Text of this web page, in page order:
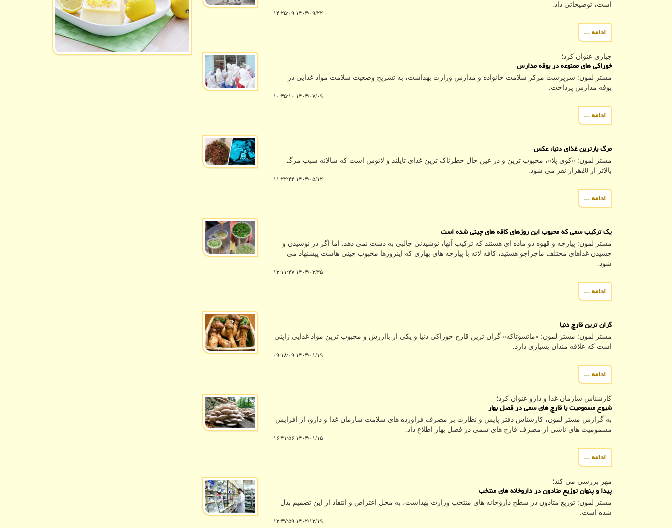
است، توضیحاتی داد.
۱۴۰۳/۰۹/۲۲ ۱۴:۲۵:۰۹
ادامه ...
جباری عنوان كرد؛
خوراکی های ممنوعه در بوفه مدارس
مستر لمون: سرپرست مرکز سلامت خانواده و مدارس وزارت بهداشت، به تشریح وضعیت سلامت مواد غذایی در
بوفه مدارس پرداخت.
۱۴۰۳/۰۷/۰۹ ۱۰:۳۵:۱۰
ادامه ...
مرگ بارترین غذای دنیا، عکس
مستر لمون: «کوی پلا»، محبوب ترین و در عین حال خطرناک ترین غذای تایلند و لائوس است که سالانه سبب مرگ
بالاتر از 20هزار نفر می شود.
۱۴۰۳/۰۵/۱۲ ۱۱:۲۲:۴۴
ادامه ...
یک ترکیب سمی که محبوب این روزهای کافه های چینی شده است
مستر لمون: پیازچه و قهوه دو ماده ای هستند که ترکیب آنها، نوشیدنی جالبی به دست نمی دهد. اما اگر در نوشیدن و
چشیدن غذاهای مختلف ماجراجو هستید، کافه لاته با پیازچه های بهاری که اینروزها محبوب چینی هاست پیشنهاد می
شود.
۱۴۰۳/۰۳/۲۵ ۱۳:۱۱:۴۷
ادامه ...
گران ترین قارچ دنیا
مستر لمون: مستر لمون: «ماتسوتاکه» گران ترین قارچ خوراکی دنیا و یکی از باارزش و محبوب ترین مواد غذایی ژاپنی
است که علاقه مندان بسیاری دارد.
۱۴۰۳/۰۱/۱۹ ۰۹:۱۸:۰۹
ادامه ...
كارشناس سازمان غذا و دارو عنوان كرد؛
شیوع مسمومیت با قارچ های سمی در فصل بهار
به گزارش مستر لمون، کارشناس دفتر پایش و نظارت بر مصرف فراورده های سلامت سازمان غذا و دارو، از افزایش
مسمومیت های ناشی از مصرف قارچ های سمی در فصل بهار اطلاع داد.
۱۴۰۳/۰۱/۱۵ ۱۶:۴۱:۵۶
ادامه ...
مهر بررسی می كند؛
پیدا و پنهان توزیع متادون در داروخانه های منتخب
مستر لمون: توزیع متادون در سطح داروخانه های منتخب وزارت بهداشت، به محل اعتراض و انتقاد از این تصمیم بدل
شده است.
۱۴۰۲/۱۲/۱۹ ۱۳:۳۷:۵۹